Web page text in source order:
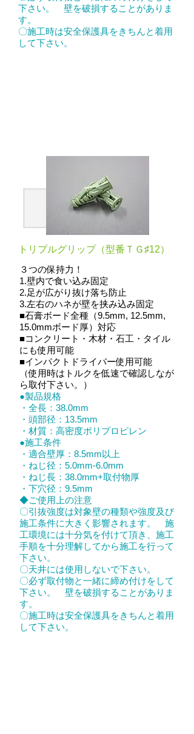
下さい。 壁を破損することがありま
す。
〇施工時は安全保護具をきちんと着用
して下さい。
トリプルグリップ（型番ＴＧ♯12）
３つの保持力！
1.壁内で食い込み固定
2.足が広がり抜け落ち防止
3.左右のハネが壁を挟み込み固定
■石膏ボード全種（9.5mm, 12.5mm,
15.0mmボード厚）対応
■コンクリート・木材・石工・タイル
にも使用可能
■インパクトドライバー使用可能
（使用時はトルクを低速で確認しなが
ら取付下さい。）
●製品規格
・全長：38.0mm
・頭部径：13.5mm
・材質：高密度ポリプロピレン
●施工条件
・適合壁厚：8.5mm以上
・ねじ径：5.0mm-6.0mm
・ねじ長：38.0mm+取付物厚
・下穴径：9.5mm
◆ご使用上の注意
〇引抜強度は対象壁の種類や強度及び
施工条件に大きく影響されます。 施
工環境には十分気を付けて頂き、施工
手順を十分理解してから施工を行って
下さい。
〇天井には使用しないで下さい。
〇必ず取付物と一緒に締め付けをして
下さい。 壁を破損することがありま
す。
〇施工時は安全保護具をきちんと着用
して下さい。